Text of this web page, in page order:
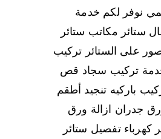
نوفر لكم خدمة
ستائر مكاتب ستائر
على الستائر تركيب
تركيب سجاد قص
باركيه تنجيد أطقم
جدران ازالة ورق
كهرباء تفصيل ستائر